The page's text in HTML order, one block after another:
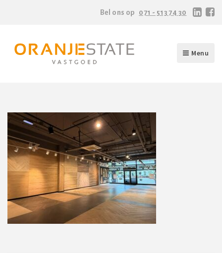
Bel ons op 071 - 513 74 30
Menu